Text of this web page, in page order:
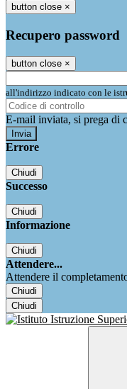
button close ×
Recupero password
button close ×
all'indirizzo indicato con le
E-mail inviata, si prega di
Errore
Chiudi
Successo
Chiudi
Informazione
Chiudi
Attendere...
Attendere il
Chiudi
Chiudi